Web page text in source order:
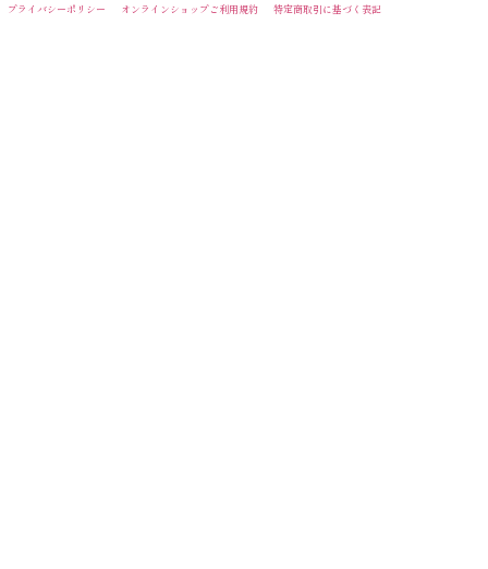
プライバシーポリシー オンラインショップご利用規約 特定商取引に基づく表記